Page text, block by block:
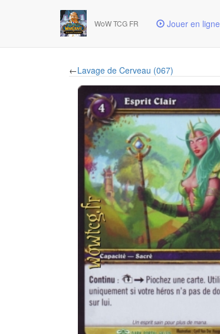
WoW TCG FR Jouer en ligne
←Lavage de Cerveau (067)